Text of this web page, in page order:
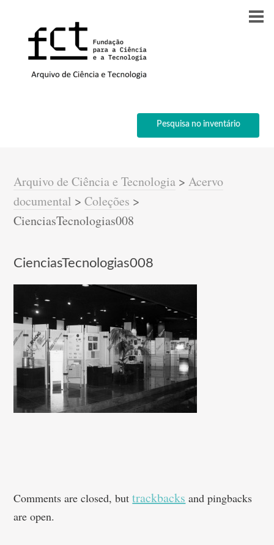
Pesquisa no inventário
Arquivo de Ciência e Tecnologia >Acervo
documental >Coleções >
CienciasTecnologias008
CienciasTecnologias008
Comments are closed, buttrackbacks and pingbacks
are open.